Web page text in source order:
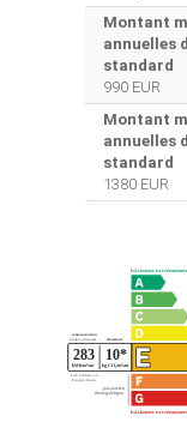
Montant
annuelles
standard
990 EUR
Montant
annuelles
standard
1380 EUR